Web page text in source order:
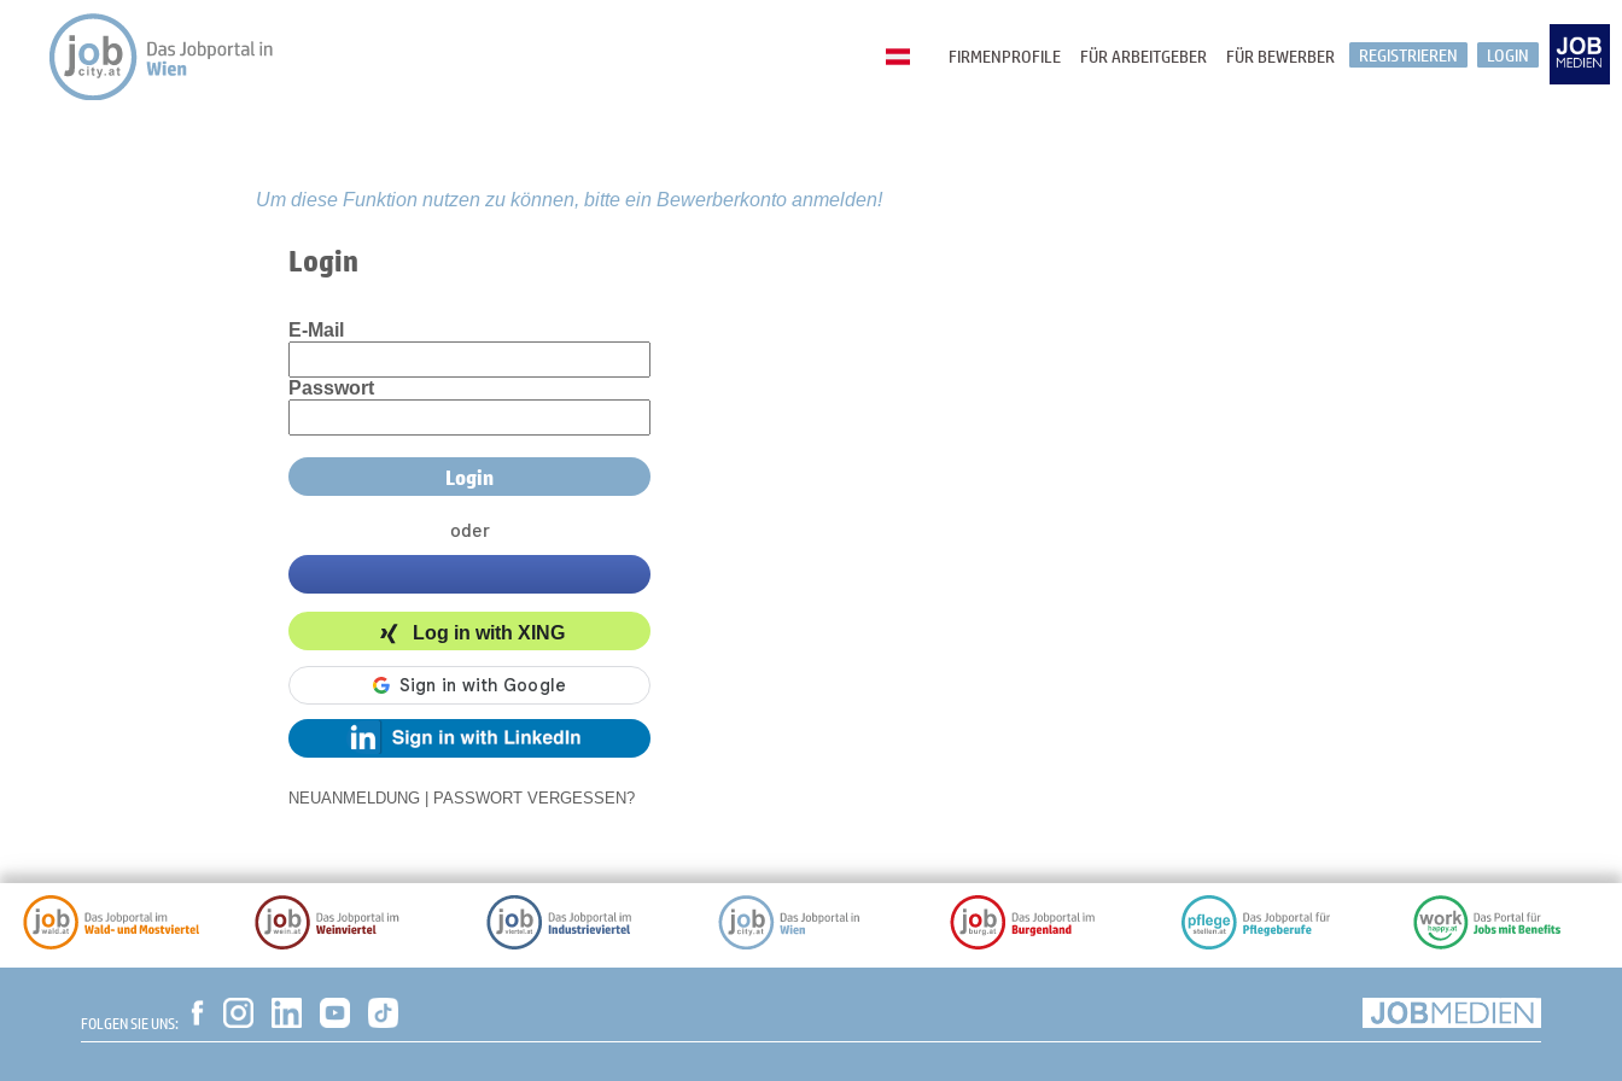
LOGIN
REGISTRIEREN
FÜR BEWERBER
FÜR ARBEITGEBER
FIRMENPROFILE
Um diese Funktion nutzen zu können, bitte ein Bewerberkonto anmelden!
Login
E-Mail
Passwort
oder
Log in with XING
NEUANMELDUNG PASSWORT VERGESSEN?
FOLGEN SIE UNS: